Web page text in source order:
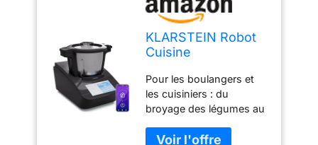
KLARSTEIN Robot
Cuisine
1, 1700W Robot
Mixeur avec
Hachoir à Viande,
Robot de Cuisine
Multifonction de
Pour les boulangers et
les cuisiniers : du
broyage des légumes au
lourde, du broyage de la